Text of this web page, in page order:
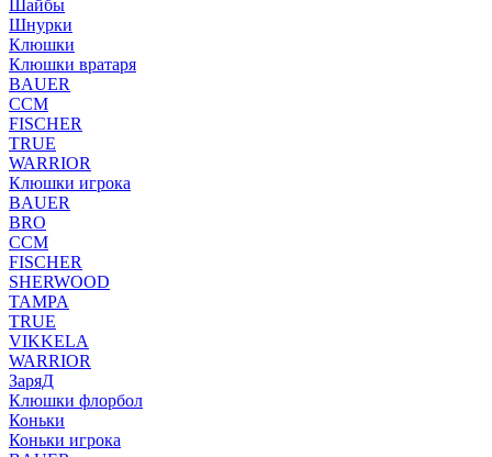
Шайбы
Шнурки
Клюшки
Клюшки вратаря
BAUER
CCM
FISCHER
TRUE
WARRIOR
Клюшки игрока
BAUER
BRO
CCM
FISCHER
SHERWOOD
TAMPA
TRUE
VIKKELA
WARRIOR
ЗаряД
Клюшки флорбол
Коньки
Коньки игрока